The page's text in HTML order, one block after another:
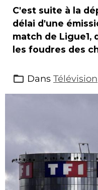
C'est suite à la
délai d'une
match de Ligue1,
les foudres des
Dans Télévision